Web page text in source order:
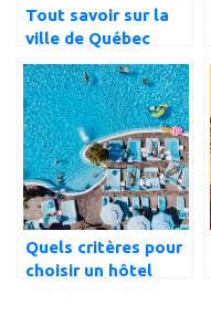
Tout savoir sur la
ville de Québec
Quels critères pour
choisir un hôtel